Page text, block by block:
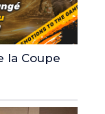
la Coupe